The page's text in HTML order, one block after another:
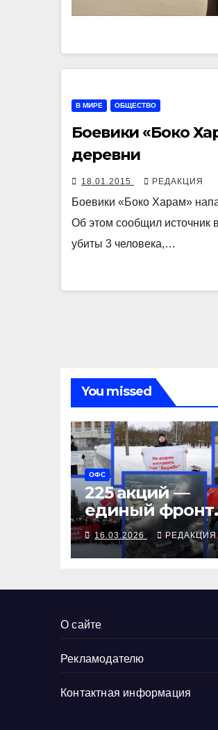
В МИРЕ ОБЩЕСТВО
Боевики «Боко
деревни
18.01.2015 РЕДАКЦИЯ
Боевики «Боко Харам»
Об этом сообщил источник
убиты 3 человека,…
You missed
ОФС
225 акций —
единый фронт
борьбы
16.03.2026 РЕДАКЦИЯ
О сайте
Рекламодателю
Контактная информация